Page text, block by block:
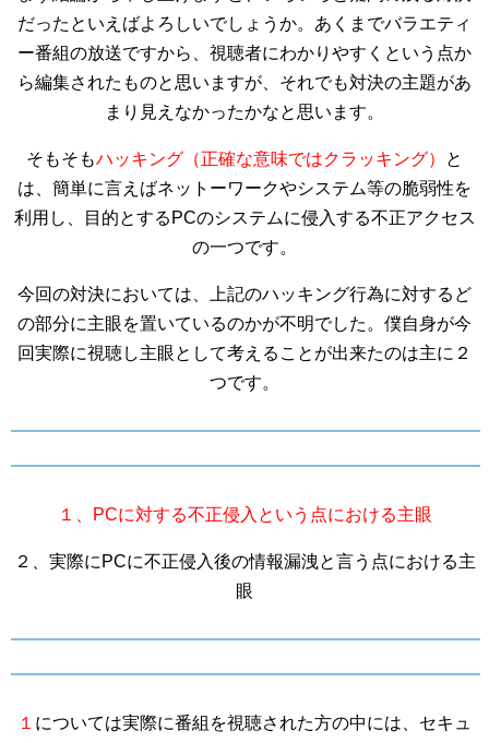
だったといえばよろしいでしょうか。あくまでバラエティ
ー番組の放送ですから、視聴者にわかりやすくという点か
ら編集されたものと思いますが、それでも対決の主題があ
まり見えなかったかなと思います。
そもそもハッキング（正確な意味ではクラッキング）
と
は、簡単に言えばネットーワークやシステム等の脆弱性を
利用し、目的とするPCのシステムに侵入する不正アクセス
の一つです。
今回の対決においては、上記のハッキング行為に対するど
の部分に主眼を置いているのかが不明でした。僕自身が今
回実際に視聴し主眼として考えることが出来たのは主に２
つです。
１、PCに対する不正侵入という点における主眼
２、実際にPCに不正侵入後の情報漏洩と言う点における主
眼
１ については実際に番組を視聴された方の中には、セキュ